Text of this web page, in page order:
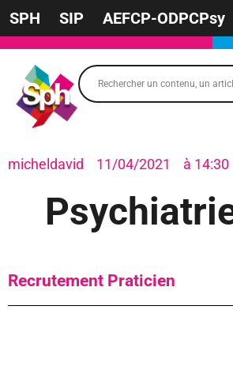
SPH SIP AEFCP-ODPCPsy
micheldavid 11/04/2021 à 14:30
Recrutement Praticien